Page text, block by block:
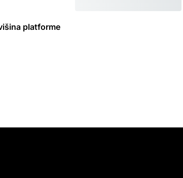
platforme